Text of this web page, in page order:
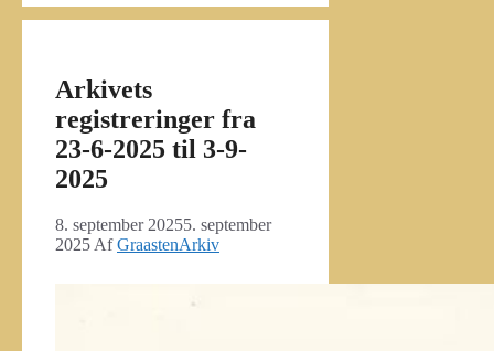
Arkivets
registreringer fra
23-6-2025 til 3-9-
2025
8. september 20255. september
2025AfGraastenArkiv